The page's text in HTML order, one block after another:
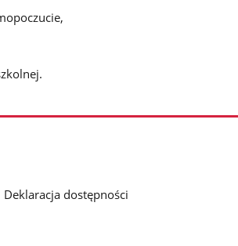
Deklaracja dostępności